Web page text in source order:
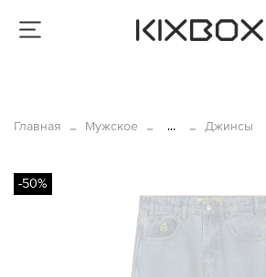
Главная Мужское ... Джинсы
-50%